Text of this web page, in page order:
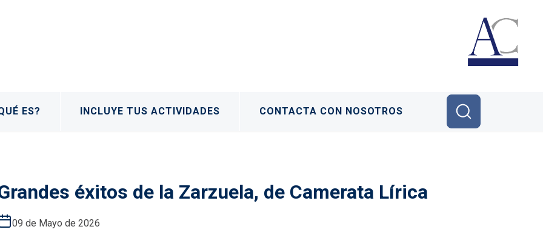
ES? INCLUYE TUS ACTIVIDADES CONTACTA CON NOSOTROS
éxitos de la Zarzuela, de Camerata Lírica
09 de Mayo de 2026